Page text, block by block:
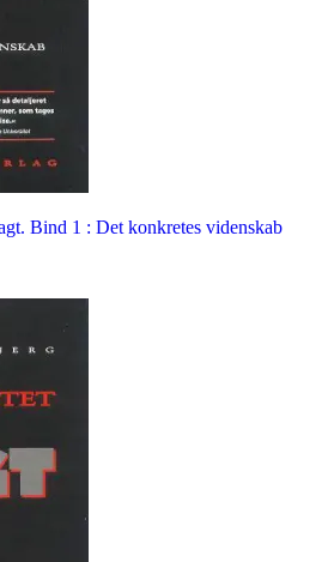
Bind 1 : Det konkretes videnskab